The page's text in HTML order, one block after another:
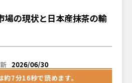
場の現状と日本産抹茶の輸
2026/06/30
約7分16秒で読めます。